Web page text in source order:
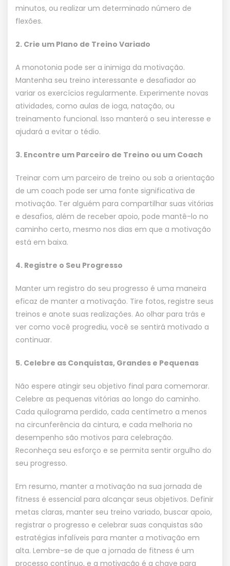
minutos, ou realizar um determinado número de
flexões.
2. Crie um Plano de Treino Variado
A monotonia pode ser a inimiga da motivação.
Mantenha seu treino interessante e desafiador ao
variar os exercícios regularmente. Experimente novas
atividades, como aulas de ioga, natação, ou
treinamento funcional. Isso manterá o seu interesse e
ajudará a evitar o tédio.
3. Encontre um Parceiro de Treino ou um Coach
Treinar com um parceiro de treino ou sob a orientação
de um coach pode ser uma fonte significativa de
motivação. Ter alguém para compartilhar suas vitórias
e desafios, além de receber apoio, pode mantê-lo no
caminho certo, mesmo nos dias em que a motivação
está em baixa.
4. Registre o Seu Progresso
Manter um registro do seu progresso é uma maneira
eficaz de manter a motivação. Tire fotos, registre seus
treinos e anote suas realizações. Ao olhar para trás e
ver como você progrediu, você se sentirá motivado a
continuar.
5. Celebre as Conquistas, Grandes e Pequenas
Não espere atingir seu objetivo final para comemorar.
Celebre as pequenas vitórias ao longo do caminho.
Cada quilograma perdido, cada centímetro a menos
na circunferência da cintura, e cada melhoria no
desempenho são motivos para celebração.
Reconheça seu esforço e se permita sentir orgulho do
seu progresso.
Em resumo, manter a motivação na sua jornada de
fitness é essencial para alcançar seus objetivos. Definir
metas claras, manter seu treino variado, buscar apoio,
registrar o progresso e celebrar suas conquistas são
estratégias infalíveis para manter a motivação em
alta. Lembre-se de que a jornada de fitness é um
processo contínuo, e a motivação é a chave para